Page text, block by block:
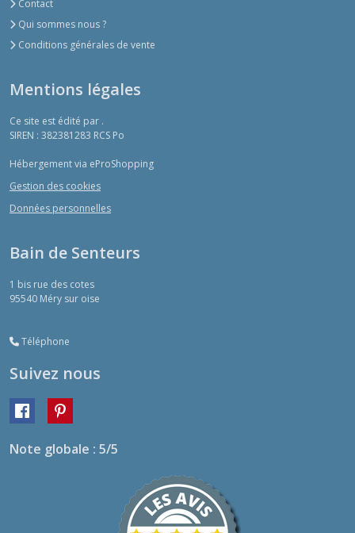
Contact
Qui sommes nous ?
Conditions générales de vente
Mentions légales
Ce site est édité par .
SIREN : 382381283 RCS Po
Hébergement via eProShopping
Gestion des cookies
Données personnelles
Bain de Senteurs
1 bis rue des cotes
95540 Méry sur oise
Téléphone
Suivez nous
Note globale : 5/5